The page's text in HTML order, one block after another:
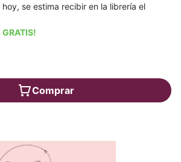
se estima recibir en la librería el
GRATIS!
Comprar